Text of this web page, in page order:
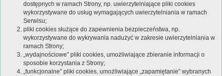
dostępnych w ramach Strony, np. uwierzytelniające pliki cookies
wykorzystywane do usług wymagających uwierzytelniania w ramach
Serwisu;
pliki cookies służące do zapewnienia bezpieczeństwa, np.
wykorzystywane do wykrywania nadużyć w zakresie uwierzytelniania w
ramach Strony;
„wydajnościowe” pliki cookies, umożliwiające zbieranie informacji o
sposobie korzystania z Strony;
„funkcjonalne” pliki cookies, umożliwiające „zapamiętanie” wybranych